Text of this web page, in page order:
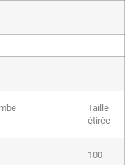
Taille
étirée
100